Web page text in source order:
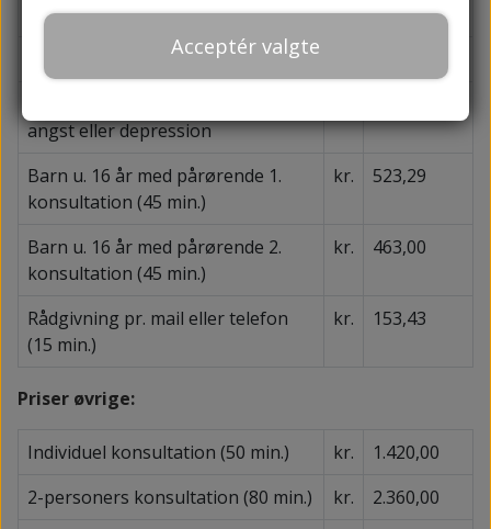
1. konsultation (45 min.) kr.
482,06
2. konsultation (45 min.)
angst eller depression
Barn u. 16 år med pårørende 1.
konsultation (45 min.)
kr. 523,29
Barn u. 16 år med pårørende 2.
konsultation (45 min.)
kr. 463,00
Rådgivning pr. mail eller telefon
(15 min.)
kr. 153,43
Priser øvrige:
Individuel konsultation (50 min.) kr.
1.420,00
2-personers konsultation (80 min.)
kr.
2.360,00
Acceptér valgte